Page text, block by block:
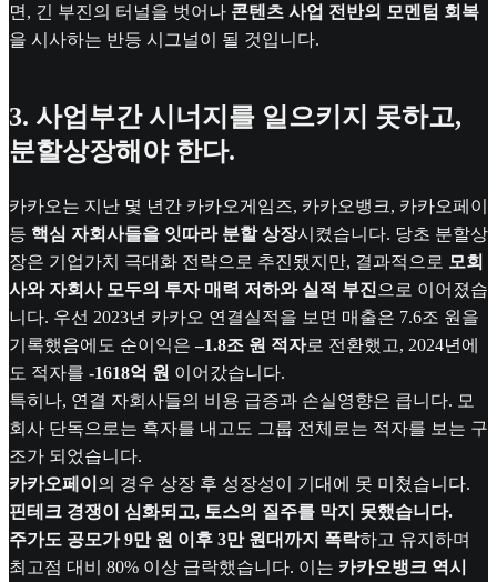
면, 긴 부진의 터널을 벗어나 콘텐츠 사업 전반의 모멘텀 회복
을 시사하는 반등 시그널이 될 것입니다.
3. 사업부간 시너지를 일으키지 못하고,
분할상장해야 한다.
카카오는 지난 몇 년간 카카오게임즈, 카카오뱅크, 카카오페이
등 핵심 자회사들을 잇따라 분할 상장시켰습니다. 당초 분할상
장은 기업가치 극대화 전략으로 추진됐지만, 결과적으로 모회
사와 자회사 모두의 투자 매력 저하와 실적 부진 으로 이어졌습
니다. 우선 2023년 카카오 연결실적을 보면 매출은 7.6조 원을
기록했음에도 순이익은–1.8조 원 적자로 전환했고, 2024년에
도 적자를 -1618억 원 이어갔습니다.
특히나, 연결 자회사들의 비용 급증과 손실영향은 큽니다. 모
회사 단독으로는 흑자를 내고도 그룹 전체로는 적자를 보는 구
조가 되었습니다.
카카오페이 의 경우 상장 후 성장성이 기대에 못 미쳤습니다.
핀테크 경쟁이 심화되고, 토스의 질주를 막지 못했습니다.
주가도 공모가 9만 원 이후 3만 원대까지 폭락하고 유지하며
최고점 대비 80% 이상 급락했습니다. 이는 카카오뱅크 역시